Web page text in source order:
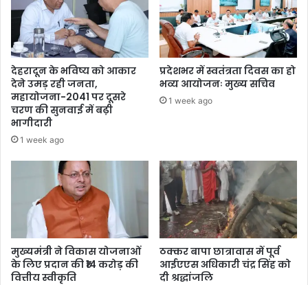
देहरादून के भविष्य को आकार
देने उमड़ रही जनता,
महायोजना-2041 पर दूसरे
चरण की सुनवाई में बढ़ी
भागीदारी
1 week ago
प्रदेशभर में स्वतंत्रता दिवस का हो
भव्य आयोजनः मुख्य सचिव
1 week ago
मुख्यमंत्री ने विकास योजनाओं
के लिए प्रदान की ₹14 करोड़ की
वित्तीय स्वीकृति
ठक्कर बापा छात्रावास में पूर्व
आईएएस अधिकारी चंद्र सिंह को
दी श्रद्धांजलि